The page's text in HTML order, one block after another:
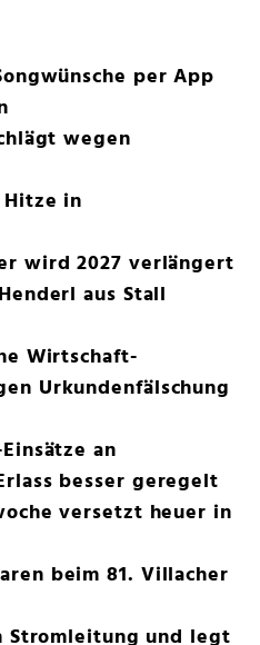
per App
wegen
in
wird 2027 verlängert
aus Stall
Wirtschaft-
Urkundenfälschung
an
besser geregelt
versetzt heuer in
beim 81. Villacher
Stromleitung und legt